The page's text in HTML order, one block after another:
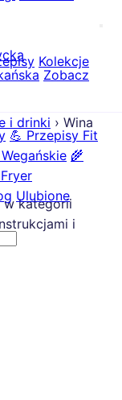
Zobacz
💪 Przepisy Fit
🌾
Ulubione
Kolekcje
i drinki › Wina
w kategorii
i